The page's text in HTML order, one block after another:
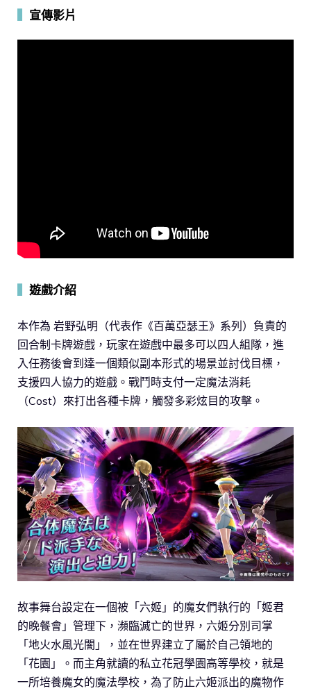
宣傳影片
遊戲介紹
本作為 岩野弘明（代表作《百萬亞瑟王》系列）負責的
回合制卡牌遊戲，玩家在遊戲中最多可以四人組隊，進
入任務後會到達一個類似副本形式的場景並討伐目標，
支援四人協力的遊戲。戰鬥時支付一定魔法消耗
（Cost）來打出各種卡牌，觸發多彩炫目的攻擊。
故事舞台設定在一個被「六姬」的魔女們執行的「姬君
的晚餐會」管理下，瀕臨滅亡的世界，六姬分別司掌
「地火水風光闇」，並在世界建立了屬於自己領地的
「花園」。而主角就讀的私立花冠學園高等學校，就是
一所培養魔女的魔法學校，為了防止六姬派出的魔物作